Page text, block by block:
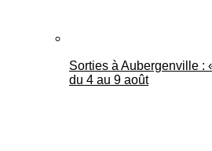
Sorties à Aubergenville :
du 4 au 9 août